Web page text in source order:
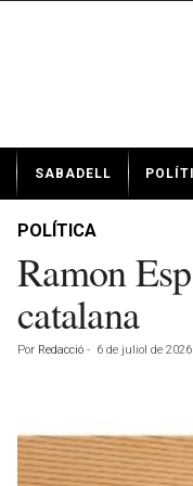
t
SABADELL
POLÍTICA
Ramon
catalana
Por Redacció - 6 de juliol de 2026